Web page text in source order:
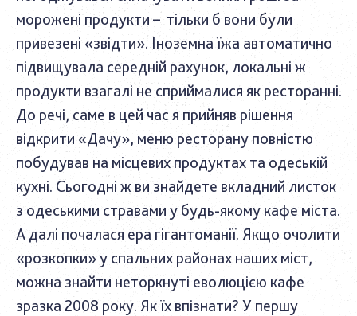
морожені продукти – тільки б вони були
привезені «звідти». Іноземна їжа автоматично
підвищувала середній рахунок, локальні ж
продукти взагалі не сприймалися як ресторанні.
До речі, саме в цей час я прийняв рішення
відкрити «Дачу», меню ресторану повністю
побудував на місцевих продуктах та одеській
кухні. Сьогодні ж ви знайдете вкладний листок
з одеськими стравами у будь-якому кафе міста.
А далі почалася ера гігантоманії. Якщо очолити
«розкопки» у спальних районах наших міст,
можна знайти неторкнуті еволюцією кафе
зразка 2008 року. Як їх впізнати? У першу